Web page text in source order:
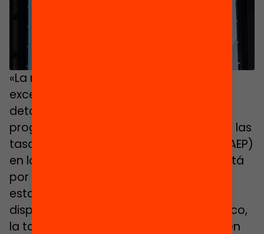
«La repetición debería ser algo muy
excepcional», considera Cema, quien
detalló que en todo el Estado se ha
progresado mucho a la hora de reducir las
tasas de Abandono Escolar Prematur (AEP)
en los últimos 15 años. «Pero todavía está
por encima del objetivo del 9% que ha
establecido la UE, habiendo grandes
disparidades territoriales. En el País Vasco,
la tasa de AEP es del 5%, mientras que en